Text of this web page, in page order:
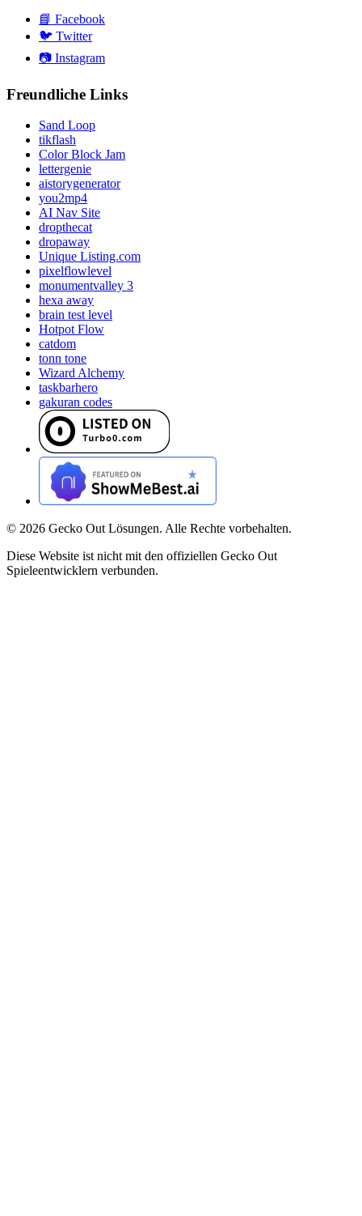
📘 Facebook
🐦 Twitter
📷 Instagram
Freundliche Links
Sand Loop
tikflash
Color Block Jam
lettergenie
aistorygenerator
you2mp4
AI Nav Site
dropthecat
dropaway
Unique Listing.com
pixelflowlevel
monumentvalley 3
hexa away
brain test level
Hotpot Flow
catdom
tonn tone
Wizard Alchemy
taskbarhero
gakuran codes
© 2026 Gecko Out Lösungen. Alle Rechte vorbehalten.
Diese Website ist nicht mit den offiziellen Gecko Out
Spieleentwicklern verbunden.